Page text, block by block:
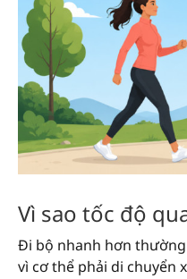
Vì sao tốc độ
Đi bộ nhanh hơn
vì cơ thể phải di chuyển